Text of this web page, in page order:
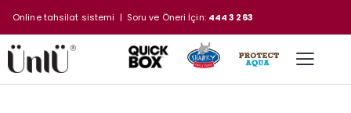
Online tahsilat sistemi | Soru ve Öneri İçin: 444 3 263